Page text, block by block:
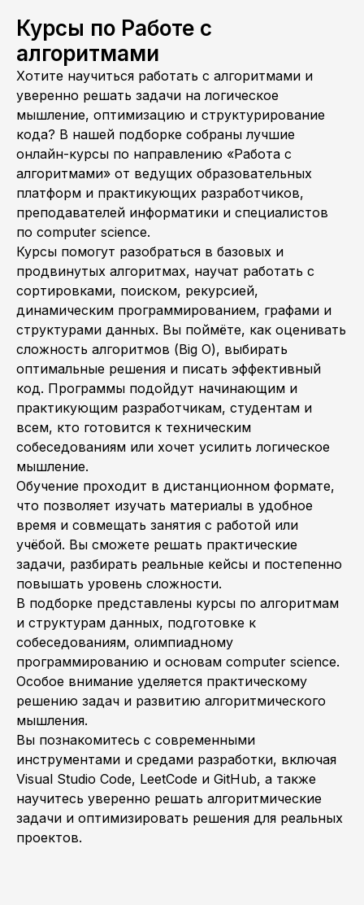
Курсы по Работе с
алгоритмами
Хотите научиться работать с алгоритмами и
уверенно решать задачи на логическое
мышление, оптимизацию и структурирование
кода? В нашей подборке собраны лучшие
онлайн-курсы по направлению «Работа с
алгоритмами» от ведущих образовательных
платформ и практикующих разработчиков,
преподавателей информатики и специалистов
по computer science.
Курсы помогут разобраться в базовых и
продвинутых алгоритмах, научат работать с
сортировками, поиском, рекурсией,
динамическим программированием, графами и
структурами данных. Вы поймёте, как оценивать
сложность алгоритмов (Big O), выбирать
оптимальные решения и писать эффективный
код. Программы подойдут начинающим и
практикующим разработчикам, студентам и
всем, кто готовится к техническим
собеседованиям или хочет усилить логическое
мышление.
Обучение проходит в дистанционном формате,
что позволяет изучать материалы в удобное
время и совмещать занятия с работой или
учёбой. Вы сможете решать практические
задачи, разбирать реальные кейсы и постепенно
повышать уровень сложности.
В подборке представлены курсы по алгоритмам
и структурам данных, подготовке к
собеседованиям, олимпиадному
программированию и основам computer science.
Особое внимание уделяется практическому
решению задач и развитию алгоритмического
мышления.
Вы познакомитесь с современными
инструментами и средами разработки, включая
Visual Studio Code, LeetCode и GitHub, а также
научитесь уверенно решать алгоритмические
задачи и оптимизировать решения для реальных
проектов.